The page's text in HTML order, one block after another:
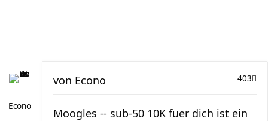
Econo
403
von Econo
Moogles -- sub-50 10K fuer dich ist ein